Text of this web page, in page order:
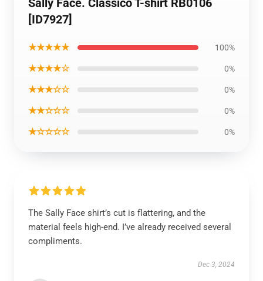
Sally Face. Clássico T-shirt RB0106
[ID7927]
★★★★★ 100%
★★★★☆ 0%
★★★☆☆ 0%
★★☆☆☆ 0%
★☆☆☆☆ 0%
The Sally Face shirt’s cut is flattering, and the
material feels high-end. I’ve already received several
compliments.
Dec 3, 2024